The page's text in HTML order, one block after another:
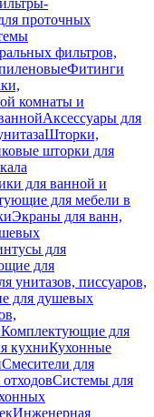
проточных
фильтров,
Фитинги
комнаты и
Аксессуары для
Шторки,
шторки для
для ванной и
для мебели в
Экраны для ванн,
для
для
унитазов, писсуаров,
для душевых
Комплектующие для
кухниКухонные
Смесители для
Системы для
Инженерная